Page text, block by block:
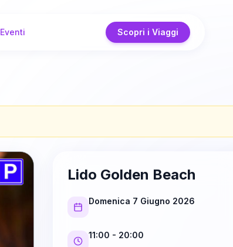
Eventi Scopri i Viaggi
Lido Golden Beach
Domenica 7 Giugno 2026
11:00 - 20:00